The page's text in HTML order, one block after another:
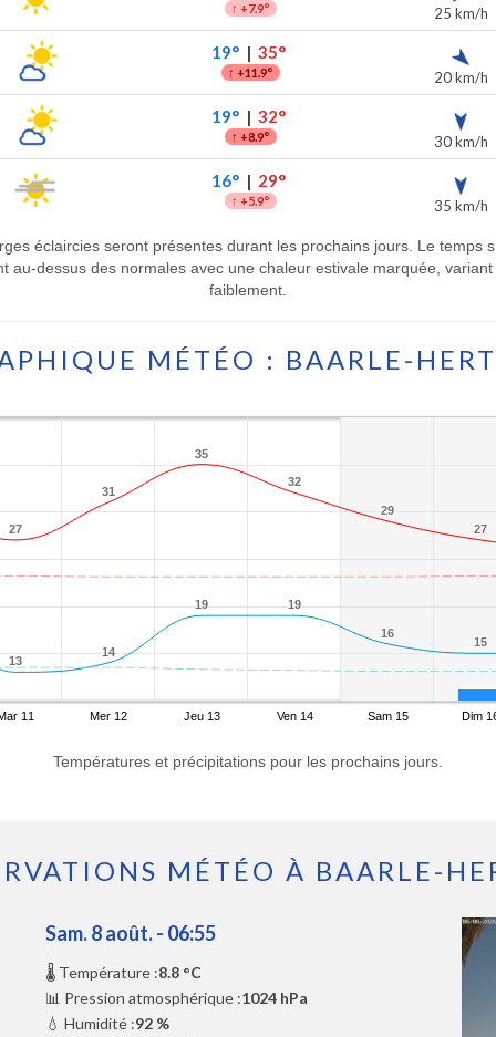
↑ +7.9° 25 km/h
19°| 35°
↑ +11.9° 20 km/h
19°| 32°
↑ +8.9° 30 km/h
16°| 29°
↑ +5.9° 35 km/h
éclaircies seront présentes durant les prochains jours. Le temps
au-dessus des normales avec une chaleur estivale marquée,
faiblement.
MÉTÉO : BAARLE-
27
27
31
31
35
35
32
32
29
29
27
27
13
13
14
14
19
19 19
19
16
16
15
15
11 Mer 12 Jeu 13 Ven 14 Sam 15 Dim
Températures et précipitations pour les prochains jours.
MÉTÉO À BAARLE-
Sam. 8 août. - 06:55
🌡️ Température :8.8 °C
📊 Pression atmosphérique :1024 hPa
💧 Humidité :92 %